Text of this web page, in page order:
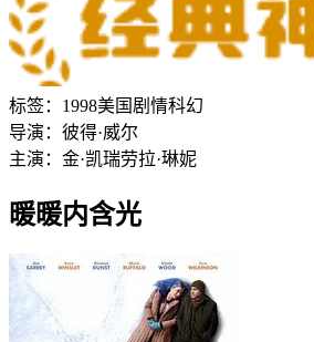
标签： 1998美国 剧情科幻
导演： 彼得·威尔
主演： 金·凯瑞劳拉·琳妮
暖暖内含光